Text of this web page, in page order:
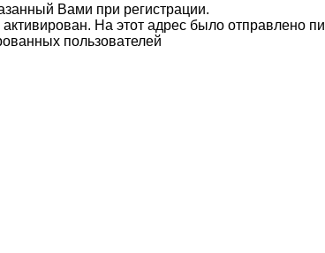
Вами при регистрации.
На этот адрес было отправлено
пользователей